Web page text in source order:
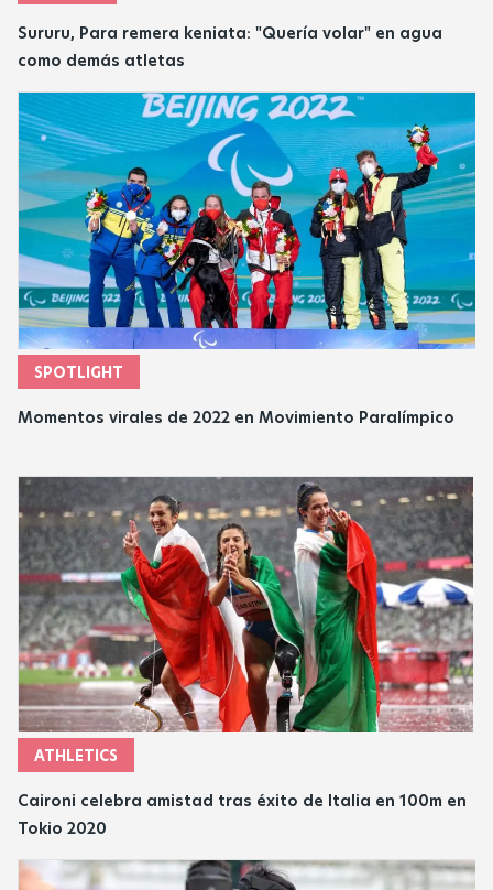
Sururu, Para remera keniata: "Quería volar" en agua
como demás atletas
SPOTLIGHT
Momentos virales de 2022 en Movimiento Paralímpico
ATHLETICS
Caironi celebra amistad tras éxito de Italia en 100m en
Tokio 2020